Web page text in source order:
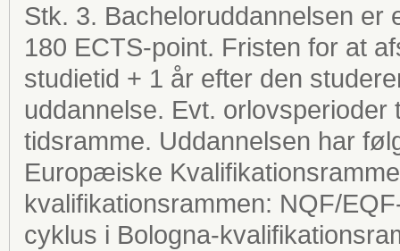
Stk. 3. Bacheloruddannelsen er
180 ECTS-point. Fristen for at
studietid + 1 år efter den
uddannelse. Evt.
tidsramme. Uddannelsen har
Europæiske
kvalifikationsrammen: NQF/
cyklus i Bologna-